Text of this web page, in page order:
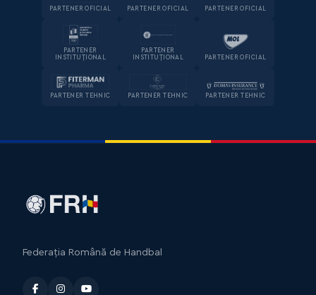
PARTENER OFICIAL PARTENER OFICIAL PARTENER OFICIAL
PARTENER
INSTITUȚIONAL
PARTENER
INSTITUȚIONAL
PARTENER OFICIAL
PARTENER TEHNIC PARTENER TEHNIC PARTENER TEHNIC
Federația Română de Handbal